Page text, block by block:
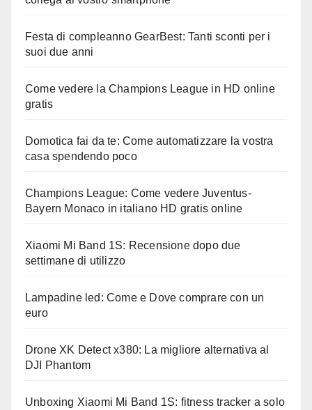
Festa di compleanno GearBest: Tanti sconti per i
suoi due anni
Come vedere la Champions League in HD online
gratis
Domotica fai da te: Come automatizzare la vostra
casa spendendo poco
Champions League: Come vedere Juventus-
Bayern Monaco in italiano HD gratis online
Xiaomi Mi Band 1S: Recensione dopo due
settimane di utilizzo
Lampadine led: Come e Dove comprare con un
euro
Drone XK Detect x380: La migliore alternativa al
DJI Phantom
Unboxing Xiaomi Mi Band 1S: fitness tracker a solo